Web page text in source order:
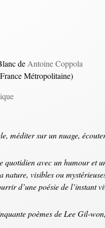
de Antoine Coppola
Métropolitaine)
méditer sur un nuage,
quotidien avec un humour
visibles ou
d’une poésie de l’instant
poèmes de Lee Gil-